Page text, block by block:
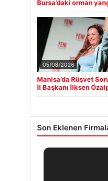
Bursa’daki orman
05/08/2026
Manisa’da Rüşvet
İl Başkanı İlksen
Son Eklenen